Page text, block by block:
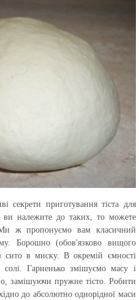
секрети приготування тіста для
ви належите до таких, то можете
ж пропонуємо вам класичний
Борошно (обов'язково вищого
сито в миску. В окремій ємності
Гарненько змішуємо масу і
замішуючи пружне тісто. Робити
до абсолютно однорідної маси